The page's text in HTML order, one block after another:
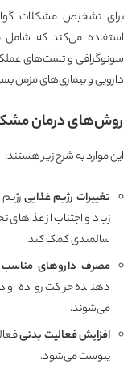
برای تشخیص مشکلات
استفاده می‌کند که شامل
سونوگرافی و تست‌های
دارویی و بیماری‌های مزمن
روش‌های درمان
این موارد به شرح زیر هستند:
تغییرات رژیم غذایی
زیاد و اجتناب از
سالمندی کمک کند.
مصرف داروهای مناسب
دهنده حرکت روده و
می‌شوند.
افزایش فعالیت بدنی
یبوست می‌شود.